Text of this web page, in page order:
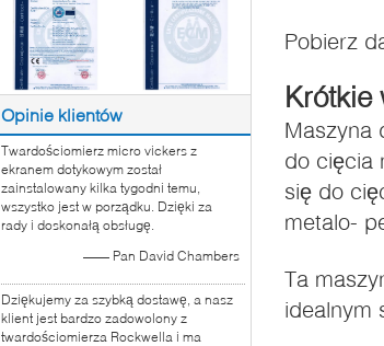
Opinie klientów
Twardościomierz micro vickers z
ekranem dotykowym został
zainstalowany kilka tygodni temu,
wszystko jest w porządku. Dzięki za
rady i doskonałą obsługę.
—— Pan David Chambers
Dziękujemy za szybką dostawę, a nasz
klient jest bardzo zadowolony z
twardościomierza Rockwella i ma
Pobierz
Krótkie
Maszyna
do cięcia
się do
metalo-
Ta
idealnym